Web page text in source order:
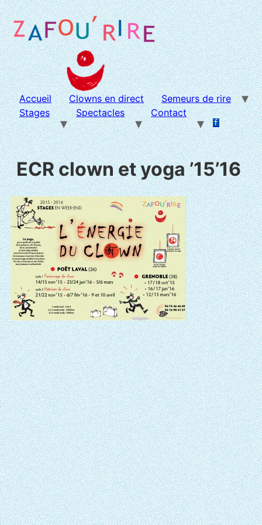
Aller
au
contenu
Accueil Clowns en direct
Semeurs de rire
Stages
Spectacles Contact
f
ECR clown et yoga ’15’16